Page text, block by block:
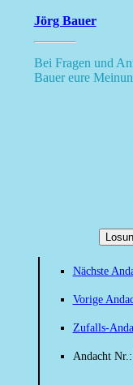
Jörg Bauer
Bei Fragen und
Bauer eure
Nächste
Vorige
Zufalls-
Andacht Nr.: